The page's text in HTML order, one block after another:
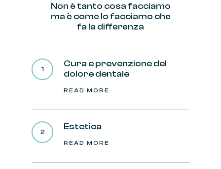
Non è tanto cosa facciamo
ma è come lo facciamo che
fa la differenza
Cura e prevenzione del
dolore dentale
READ MORE
Estetica
READ MORE